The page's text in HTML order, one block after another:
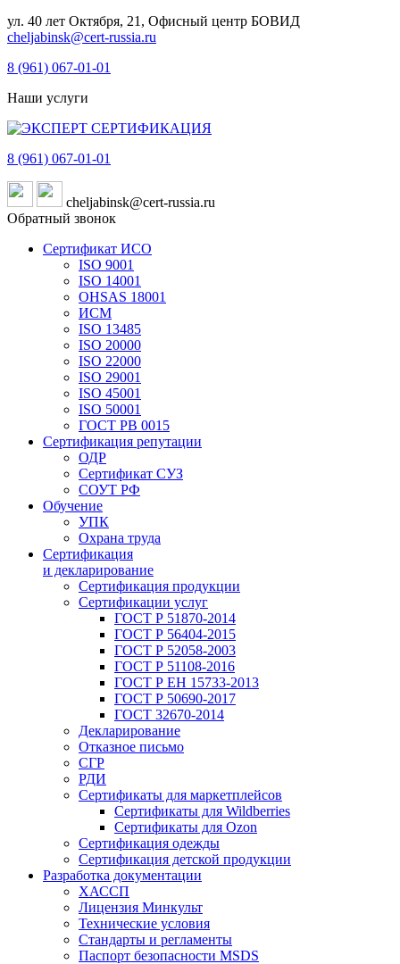
ул. 40 лет Октября, 21, Офисный центр БОВИД
cheljabinsk@cert-russia.ru
8 (961) 067-01-01
Наши услуги
8 (961) 067-01-01
cheljabinsk@cert-russia.ru
Обратный звонок
Сертификат ИСО
ISO 9001
ISO 14001
OHSAS 18001
ИСМ
ISO 13485
ISO 20000
ISO 22000
ISO 29001
ISO 45001
ISO 50001
ГОСТ РВ 0015
Сертификация репутации
ОДР
Сертификат СУЗ
СОУТ РФ
Обучение
УПК
Охрана труда
Сертификация
и декларирование
Сертификация продукции
Сертификации услуг
ГОСТ Р 51870-2014
ГОСТ Р 56404-2015
ГОСТ Р 52058-2003
ГОСТ Р 51108-2016
ГОСТ Р ЕН 15733-2013
ГОСТ Р 50690-2017
ГОСТ 32670-2014
Декларирование
Отказное письмо
СГР
РДИ
Сертификаты для маркетплейсов
Сертификаты для Wildberries
Сертификаты для Ozon
Сертификация одежды
Сертификация детской продукции
Разработка документации
ХАССП
Лицензия Минкульт
Технические условия
Стандарты и регламенты
Паспорт безопасности MSDS